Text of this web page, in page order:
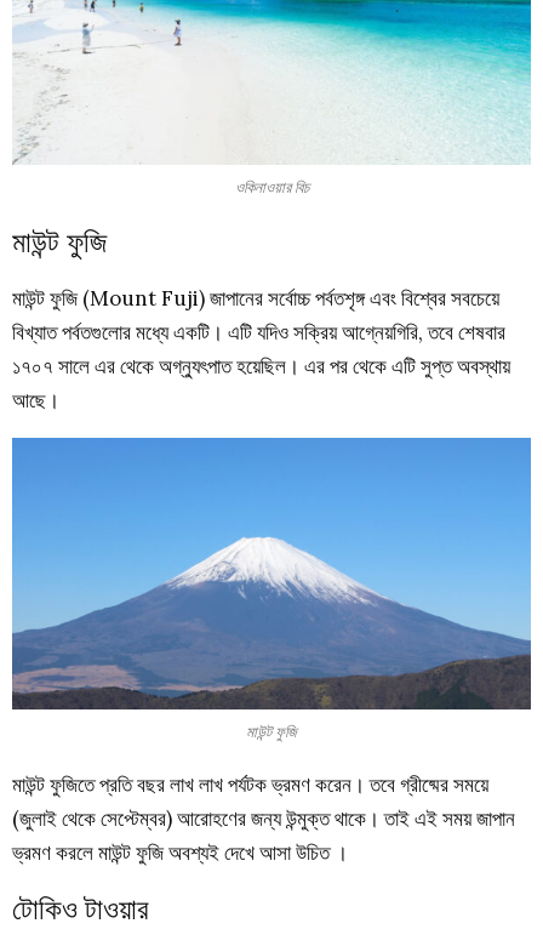
ওকিনাওয়ার বিচ
মাউন্ট ফুজি
মাউন্ট ফুজি (Mount Fuji) জাপানের সর্বোচ্চ পর্বতশৃঙ্গ এবং বিশ্বের সবচেয়ে
বিখ্যাত পর্বতগুলোর মধ্যে একটি। এটি যদিও সক্রিয় আগ্নেয়গিরি, তবে শেষবার
১৭০৭ সালে এর থেকে অগ্ন্যুৎপাত হয়েছিল। এর পর থেকে এটি সুপ্ত অবস্থায়
আছে।
মাউন্ট ফুজি
মাউন্ট ফুজিতে প্রতি বছর লাখ লাখ পর্যটক ভ্রমণ করেন। তবে গ্রীষ্মের সময়ে
(জুলাই থেকে সেপ্টেম্বর) আরোহণের জন্য উন্মুক্ত থাকে। তাই এই সময় জাপান
ভ্রমণ করলে মাউন্ট ফুজি অবশ্যই দেখে আসা উচিত ।
টোকিও টাওয়ার